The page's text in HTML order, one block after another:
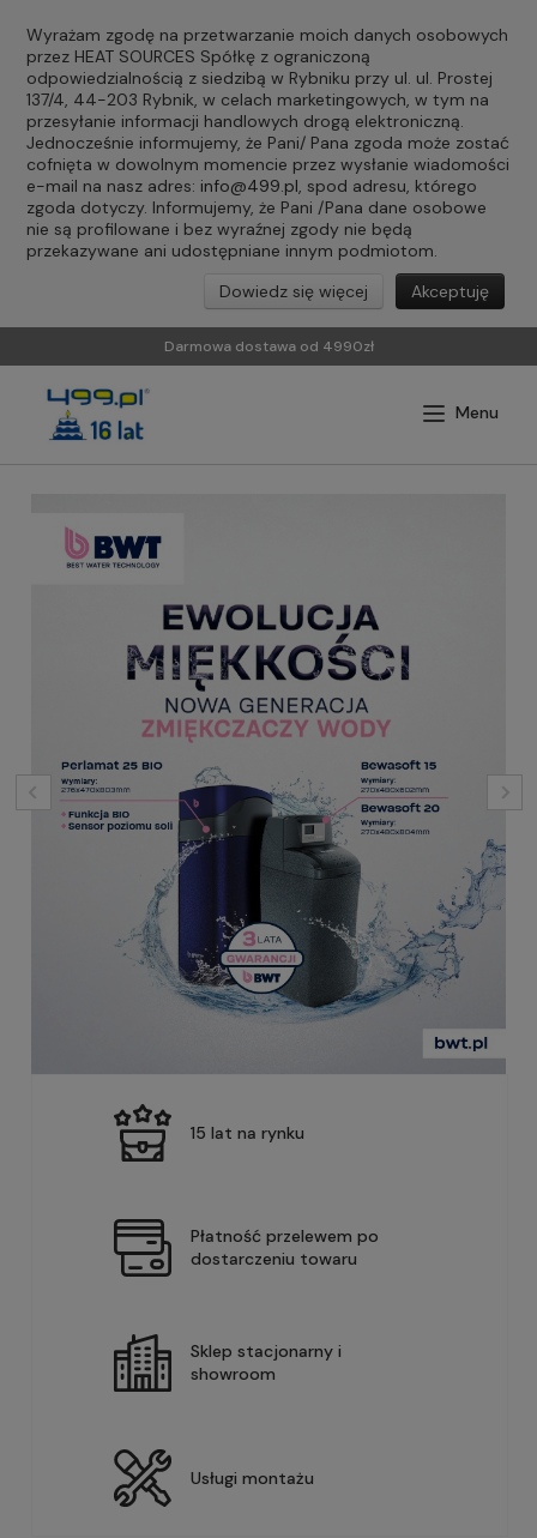
Wyrażam zgodę na przetwarzanie moich danych osobowych
przez HEAT SOURCES Spółkę z ograniczoną
odpowiedzialnością z siedzibą w Rybniku przy ul. ul. Prostej
137/4, 44-203 Rybnik, w celach marketingowych, w tym na
przesyłanie informacji handlowych drogą elektroniczną.
Jednocześnie informujemy, że Pani/ Pana zgoda może zostać
cofnięta w dowolnym momencie przez wysłanie wiadomości
e-mail na nasz adres: info@499.pl, spod adresu, którego
zgoda dotyczy. Informujemy, że Pani /Pana dane osobowe
nie są profilowane i bez wyraźnej zgody nie będą
przekazywane ani udostępniane innym podmiotom.
Akceptuję
Dowiedz się więcej
Darmowa dostawa od 4990zł
15 lat na rynku
Płatność przelewem po
dostarczeniu towaru
Sklep stacjonarny i
showroom
Usługi montażu